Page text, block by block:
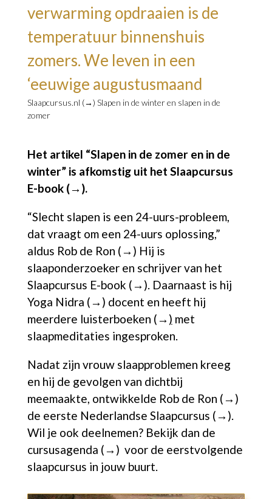
verwarming opdraaien is de
temperatuur binnenshuis
zomers. We leven in een
‘eeuwige augustusmaand
Slaapcursus.nl (→) Slapen in de winter en slapen in de
zomer
Het artikel “Slapen in de zomer en in de
winter” is afkomstig uit het Slaapcursus
E-book (→).
“Slecht slapen is een 24-uurs-probleem,
dat vraagt om een 24-uurs oplossing,”
aldus Rob de Ron (→) Hij is
slaaponderzoeker en schrijver van het
Slaapcursus E-book (→). Daarnaast is hij
Yoga Nidra (→) docent en heeft hij
meerdere luisterboeken (→ ) met
slaapmeditaties ingesproken.
Nadat zijn vrouw slaapproblemen kreeg
en hij de gevolgen van dichtbij
meemaakte, ontwikkelde Rob de Ron (→)
de eerste Nederlandse Slaapcursus (→).
Wil je ook deelnemen? Bekijk dan de
cursusagenda (→) voor de eerstvolgende
slaapcursus in jouw buurt.